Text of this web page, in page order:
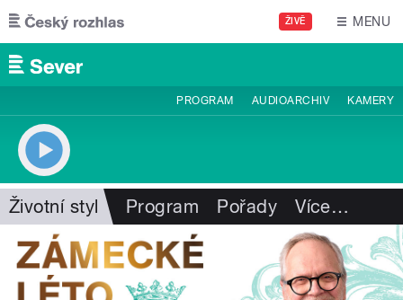
Přejít k hlavnímu obsahu
ŽIVĚ MENU
PROGRAM AUDIOARCHIV KAMERY
Životní styl Program Pořady Více…